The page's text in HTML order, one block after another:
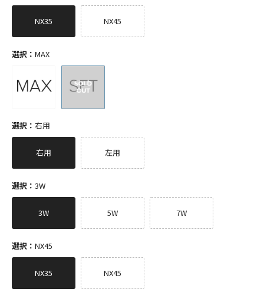
NX35 NX45
選択： MAX
選択： 右用
右用 左用
選択： 3W
3W 5W 7W
選択： NX45
NX35 NX45